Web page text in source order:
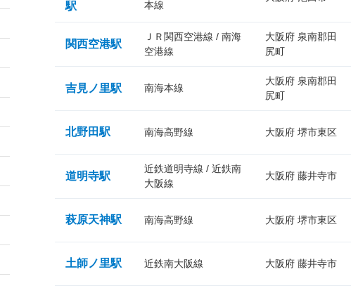
駅
本線
関西空港駅
ＪＲ関西空港線 / 南海
空港線
大阪府 泉南郡田
尻町
吉見ノ里駅 南海本線
大阪府 泉南郡田
尻町
北野田駅 南海高野線 大阪府 堺市東区
道明寺駅
近鉄道明寺線 / 近鉄南
大阪線
大阪府 藤井寺市
萩原天神駅 南海高野線 大阪府 堺市東区
土師ノ里駅 近鉄南大阪線 大阪府 藤井寺市